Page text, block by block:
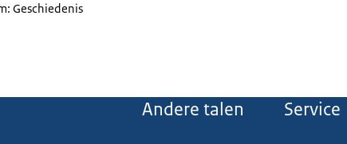
Geschiedenis
Andere talen Service